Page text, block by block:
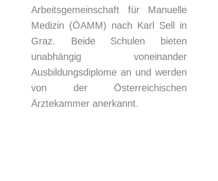
Arbeitsgemeinschaft für Manuelle
Medizin (ÖAMM) nach Karl Sell in
Graz. Beide Schulen bieten
unabhängig voneinander
Ausbildungsdiplome an und werden
von der Österreichischen
Ärztekammer anerkannt.